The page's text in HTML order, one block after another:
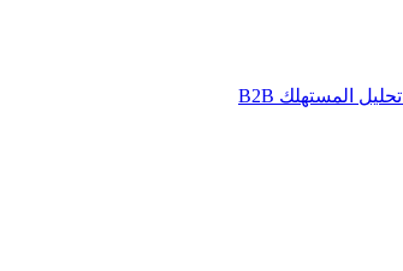
تحليل المستهلك B2B